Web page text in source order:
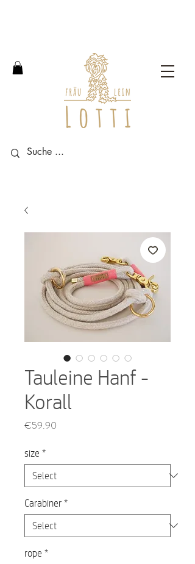
Tauleine Hanf -
Korall
€59.90
size *
Carabiner *
rope *